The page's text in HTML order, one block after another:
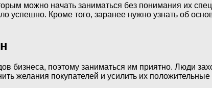
можно начать заниматься без понимания их
успешно. Кроме того, заранее нужно узнать об
бизнеса, поэтому заниматься им приятно. Люди
желания покупателей и усилить их